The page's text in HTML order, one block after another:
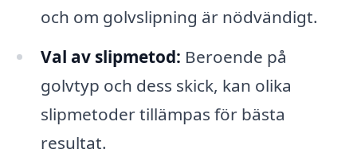
och om golvslipning är nödvändigt.
Val av slipmetod: Beroende på
golvtyp och dess skick, kan olika
slipmetoder tillämpas för bästa
resultat.